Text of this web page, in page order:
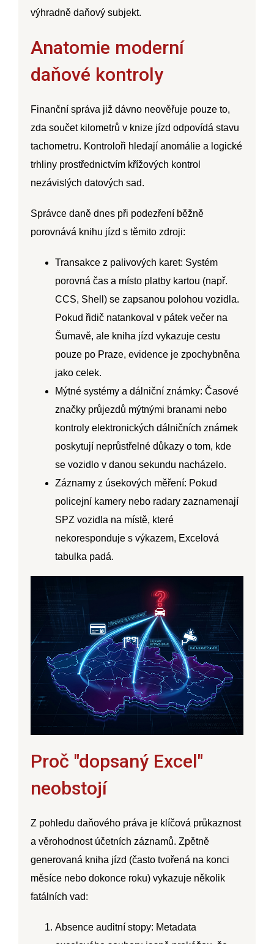
výhradně daňový subjekt.
Anatomie moderní
daňové kontroly
Finanční správa již dávno neověřuje pouze to,
zda součet kilometrů v knize jízd odpovídá stavu
tachometru. Kontroloři hledají anomálie a logické
trhliny prostřednictvím křížových kontrol
nezávislých datových sad.
Správce daně dnes při podezření běžně
porovnává knihu jízd s těmito zdroji:
Transakce z palivových karet: Systém
porovná čas a místo platby kartou (např.
CCS, Shell) se zapsanou polohou vozidla.
Pokud řidič natankoval v pátek večer na
Šumavě, ale kniha jízd vykazuje cestu
pouze po Praze, evidence je zpochybněna
jako celek.
Mýtné systémy a dálniční známky: Časové
značky průjezdů mýtnými branami nebo
kontroly elektronických dálničních známek
poskytují neprůstřelné důkazy o tom, kde
se vozidlo v danou sekundu nacházelo.
Záznamy z úsekových měření: Pokud
policejní kamery nebo radary zaznamenají
SPZ vozidla na místě, které
nekoresponduje s výkazem, Excelová
tabulka padá.
Proč "dopsaný Excel"
neobstojí
Z pohledu daňového práva je klíčová průkaznost
a věrohodnostúčetních záznamů. Zpětně
generovaná kniha jízd (často tvořená na konci
měsíce nebo dokonce roku) vykazuje několik
fatálních vad:
Absence auditní stopy: Metadata